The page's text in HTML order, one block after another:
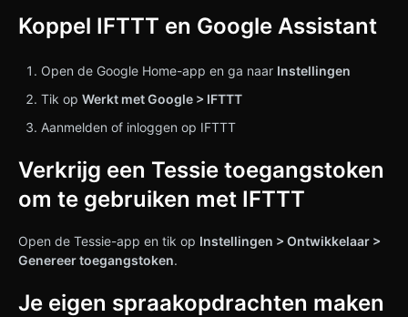
Koppel IFTTT en Google Assistant
Open de Google Home-app en ga naar Instellingen
Tik op Werkt met Google > IFTTT
Aanmelden of inloggen op IFTTT
Verkrijg een Tessie toegangstoken
om te gebruiken met IFTTT
Open de Tessie-app en tik op Instellingen > Ontwikkelaar >
Genereer toegangstoken.
Je eigen spraakopdrachten maken